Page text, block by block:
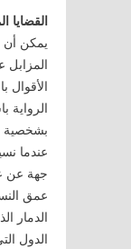
القضايا
يمكن أن
بشخصية
عندما
جهة عن
عمق
الدمار
الدول